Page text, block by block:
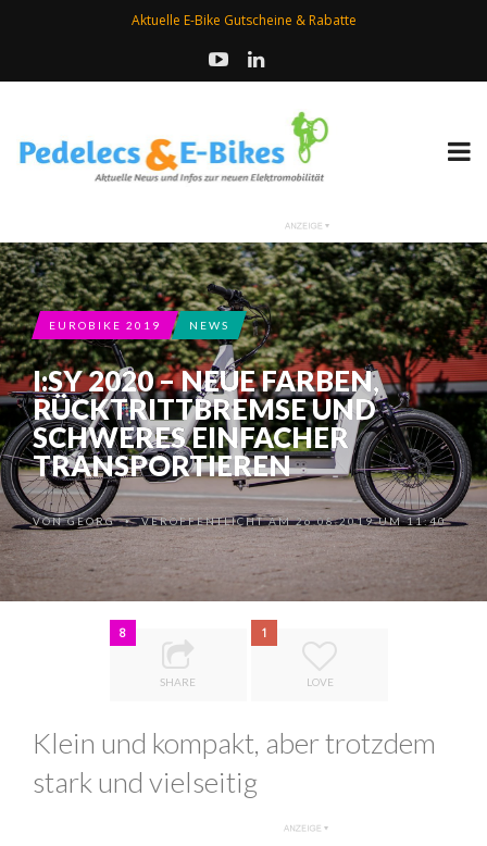
Aktuelle E-Bike Gutscheine & Rabatte
EUROBIKE 2019 NEWS
I:SY 2020 – NEUE FARBEN,
RÜCKTRITTBREMSE UND
SCHWERES EINFACHER
TRANSPORTIEREN
VONGEORG •VERÖFFENTLICHT AM 26.08.2019 UM 11:40
8
SHARE
1
LOVE
Klein und kompakt, aber trotzdem
stark und vielseitig